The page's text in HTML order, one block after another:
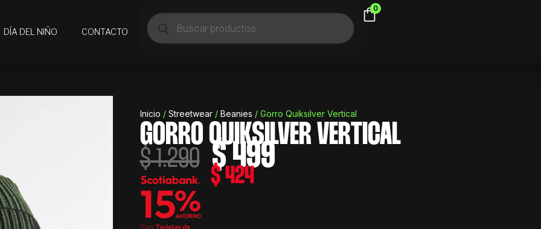
DÍA DEL NIÑO CONTACTO
Búsqueda
de
productos
0
Inicio / Streetwear/ Beanies / Gorro Quiksilver Vertical
GORRO QUIKSILVER VERTICAL
$1.290 El
precio
original
$499El
$424